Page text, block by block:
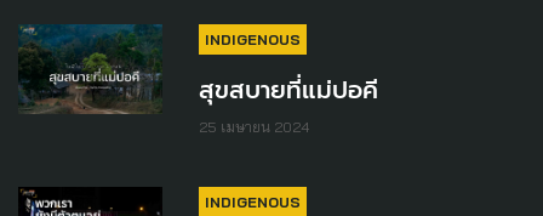
INDIGENOUS
สุขสบายที่แม่ปอคี
25 เมษายน 2024
INDIGENOUS